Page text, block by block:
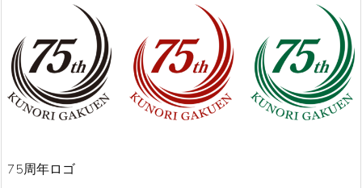
75周年ロゴ